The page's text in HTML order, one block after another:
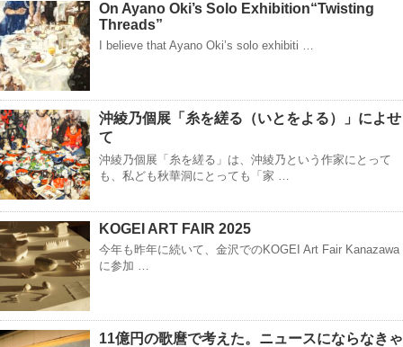
On Ayano Oki’s Solo Exhibition“Twisting
Threads”
I believe that Ayano Oki’s solo exhibiti …
沖綾乃個展「糸を縒る（いとをよる）」によせ
て
沖綾乃個展「糸を縒る」は、沖綾乃という作家にとって
も、私ども秋華洞にとっても「家 …
KOGEI ART FAIR 2025
今年も昨年に続いて、金沢でのKOGEI Art Fair Kanazawa
に参加 …
11億円の歌麿で考えた。ニュースにならなきゃ